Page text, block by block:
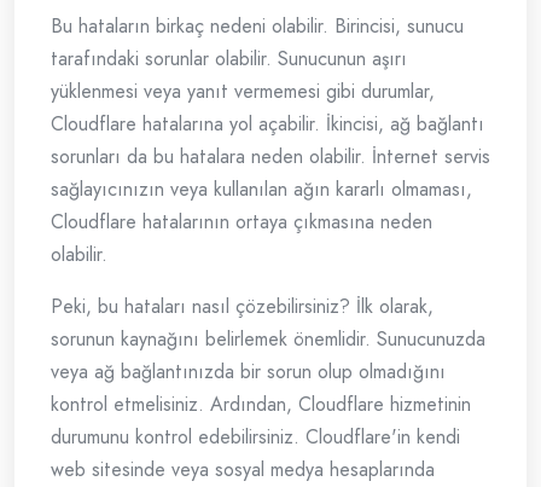
Bu hataların birkaç nedeni olabilir. Birincisi, sunucu
tarafındaki sorunlar olabilir. Sunucunun aşırı
yüklenmesi veya yanıt vermemesi gibi durumlar,
Cloudflare hatalarına yol açabilir. İkincisi, ağ bağlantı
sorunları da bu hatalara neden olabilir. İnternet servis
sağlayıcınızın veya kullanılan ağın kararlı olmaması,
Cloudflare hatalarının ortaya çıkmasına neden
olabilir.
Peki, bu hataları nasıl çözebilirsiniz? İlk olarak,
sorunun kaynağını belirlemek önemlidir. Sunucunuzda
veya ağ bağlantınızda bir sorun olup olmadığını
kontrol etmelisiniz. Ardından, Cloudflare hizmetinin
durumunu kontrol edebilirsiniz. Cloudflare'in kendi
web sitesinde veya sosyal medya hesaplarında